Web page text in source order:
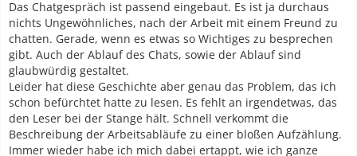
Das Chatgespräch ist passend eingebaut. Es ist ja durchaus
nichts Ungewöhnliches, nach der Arbeit mit einem Freund zu
chatten. Gerade, wenn es etwas so Wichtiges zu besprechen
gibt. Auch der Ablauf des Chats, sowie der Ablauf sind
glaubwürdig gestaltet.
Leider hat diese Geschichte aber genau das Problem, das ich
schon befürchtet hatte zu lesen. Es fehlt an irgendetwas, das
den Leser bei der Stange hält. Schnell verkommt die
Beschreibung der Arbeitsabläufe zu einer bloßen Aufzählung.
Immer wieder habe ich mich dabei ertappt, wie ich ganze